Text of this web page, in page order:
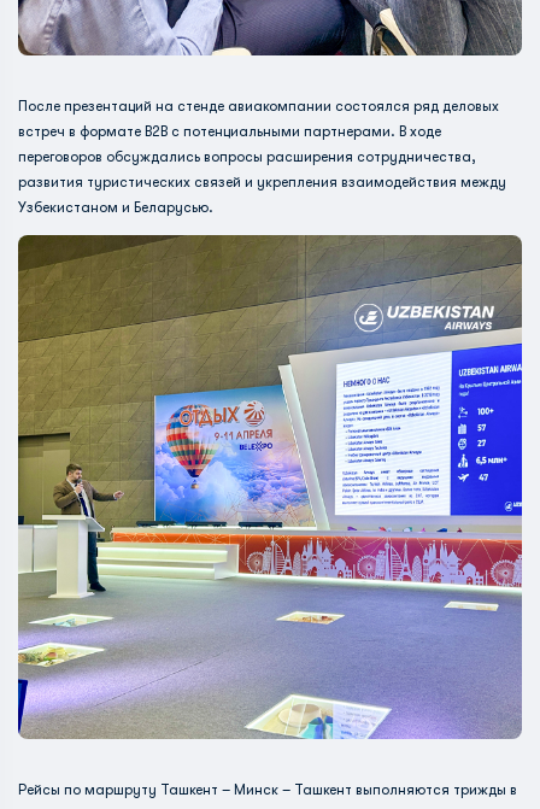
После презентаций на стенде авиакомпании состоялся ряд деловых
встреч в формате B2B с потенциальными партнерами. В ходе
переговоров обсуждались вопросы расширения сотрудничества,
развития туристических связей и укрепления взаимодействия между
Узбекистаном и Беларусью.
Рейсы по маршруту Ташкент – Минск – Ташкент выполняются трижды в